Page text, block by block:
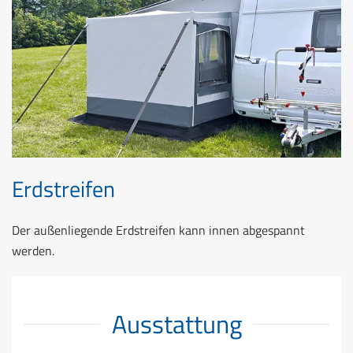
Erdstreifen
Der außenliegende Erdstreifen kann innen abgespannt
werden.
Ausstattung